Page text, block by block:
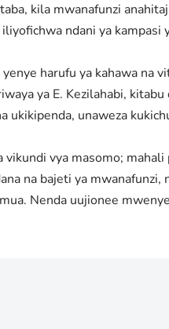
kila mwanafunzi
ndani ya kampasi
harufu ya kahawa na
ya E. Kezilahabi,
ukikipenda, unaweza
vya masomo; mahali
na bajeti ya
Nenda uujionee